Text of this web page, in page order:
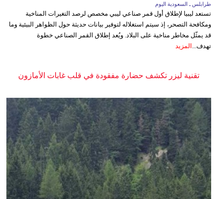
طرابلس ـ السعودية اليوم
تستعد ليبيا لإطلاق أول قمر صناعي ليبي مخصص لرصد التغيرات المناخية
ومكافحة التصحر، إذ سيتم استغلاله لتوفير بيانات حديثة حول الظواهر البيئية وما
قد يمثّل مخاطر مناخية على البلاد. ويُعد إطلاق القمر الصناعي خطوة
تهدف... المزيد
تقنية ليزر تكشف حضارة مفقودة في قلب غابات الأمازون